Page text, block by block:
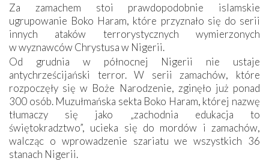
Za zamachem stoi prawdopodobnie islamskie
ugrupowanie Boko Haram, które przyznało się do serii
innych ataków terrorystycznych wymierzonych
w wyznawców Chrystusa w Nigerii.
Od grudnia w północnej Nigerii nie ustaje
antychrześcijański terror. W serii zamachów, które
rozpoczęły się w Boże Narodzenie, zginęło już ponad
300 osób. Muzułmańska sekta Boko Haram, której nazwę
tłumaczy się jako „zachodnia edukacja to
świętokradztwo”, ucieka się do mordów i zamachów,
walcząc o wprowadzenie szariatu we wszystkich 36
stanach Nigerii.